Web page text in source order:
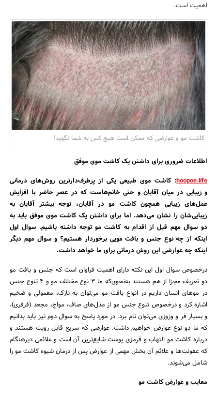
مسکن و ساختمان
اهمیت است.
کاشت مو و عوارضی که ممکن است هیچ کس به شما نگوید!
اطلاعات ضروری برای داشتن یک کاشت موی موفق
hoopoe.life: کاشت موی طبیعی یکی از پرطرف‌دارترین روش‌های درمانی
و زیبایی در میان آقایان و حتی خانم‌هاست که در عصر حاضر با افزایش
عمل‌های زیبایی همچون کاشت مو در آقایان، توجه بیشتر آقایان به
زیبایی‌شان را نشان می‌دهد. اما برای داشتن یک کاشت موی موفق باید به
دو سوال مهم قبل از اقدام به کاشت مو توجه داشته باشیم. سوال اول
اینکه از چه نوع جنس و بافت مویی برخوردار هستیم؟ و سوال مهم دیگر
اینکه چه عوارضی این روش درمانی برای ما خواهد داشت.
درخصوص سوال اول این نکته دارای اهمیت فراوان است که جنس و بافت مو
دو تعریف مجزا از هم هستند به‌نحوی‌که ما ۳ نوع مختلف مو و ۴ تنوع جنس
در موهای انسان داریم در انواع بافت مو می‌توان به نازک، معمولی و ضخیم
اشاره کرد و درخصوص تنوع جنس مو از مدل‌های صاف، مواج، مجعد (فرفری)،
و بسیار فر و وزوزی می‌توان نام برد. در مورد پاسخ به سوال دوم نیز باید بدانیم
که ما دو نوع عوارض خواهیم داشت. عوارضی که سریع قابل رویت هستند و
درباره کاشت مو التهاب و قرمزی پوست شایع‌ترین آن است و علائمی دیرهنگام
که عفونت‌ها و علائم آن بخش مهمی از عوارض پس از درمان شیوه کاشت مو را
شامل می‌شوند.
معایب و عوارض کاشت مو